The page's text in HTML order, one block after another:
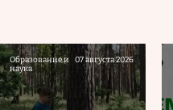
Образование и
наука
07 августа 2026